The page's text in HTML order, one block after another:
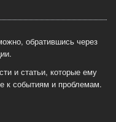
обратившись через
и статьи, которые ему
к событиям и проблемам.